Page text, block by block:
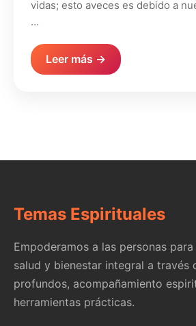
vidas; esto aveces es debido a
…
Leer más →
Temas Espirituales
Empoderamos a las personas
salud y bienestar integral a través
profundos, acompañamiento
herramientas prácticas.